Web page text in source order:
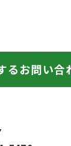
るお問い合